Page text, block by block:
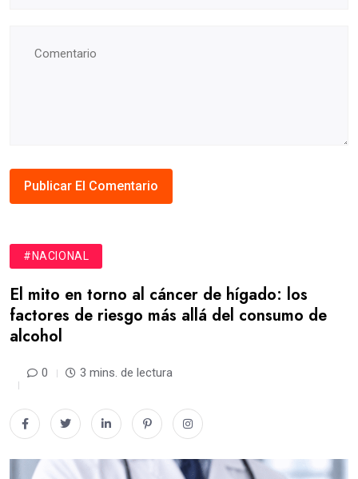
#NACIONAL
El mito en torno al cáncer de hígado: los
factores de riesgo más allá del consumo de
alcohol
0 3 mins. de lectura